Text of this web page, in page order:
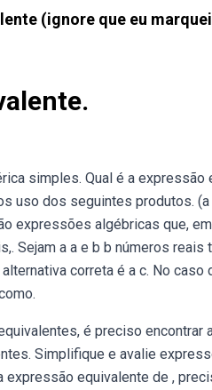
(ignore que eu
simples. Qual é a expressão
uso dos seguintes produtos.
expressões algébricas que,
Sejam a a e b b números
correta é a c. No caso
é preciso encontrar
Simplifique e avalie
equivalente de ,